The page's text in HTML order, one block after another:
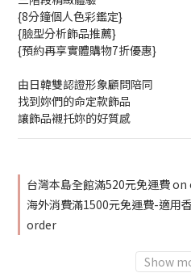
{8分鐘個人色彩鑑定}
{臉型分析飾品推薦}
{預約再享實體購物7折優惠}
由日韓雙認證形象顧問陪同
找到妳們的命定款飾品
讓飾品襯托妳的好質感
台灣本島全館滿520元免運費
海外消費滿1500元免運費-適用
order
Show